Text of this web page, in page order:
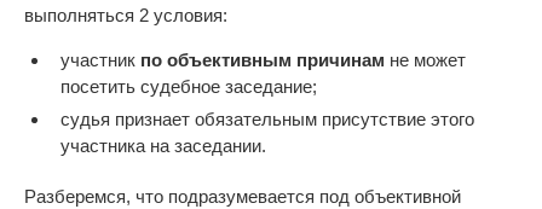
выполняться 2 условия:
участник по объективным причинам не может
посетить судебное заседание;
судья признает обязательным присутствие этого
участника на заседании.
Разберемся, что подразумевается под объективной